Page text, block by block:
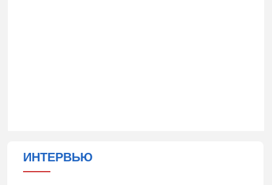
ИНТЕРВЬЮ